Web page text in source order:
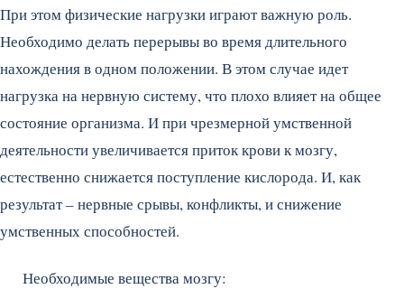
При этом физические нагрузки играют важную роль.
Необходимо делать перерывы во время длительного
нахождения в одном положении. В этом случае идет
нагрузка на нервную систему, что плохо влияет на общее
состояние организма. И при чрезмерной умственной
деятельности увеличивается приток крови к мозгу,
естественно снижается поступление кислорода. И, как
результат – нервные срывы, конфликты, и снижение
умственных способностей.
Необходимые вещества мозгу: